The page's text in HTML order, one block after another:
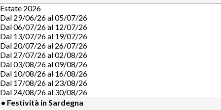
Estate 2026
Dal 29/06/26 al 05/07/26
Dal 06/07/26 al 12/07/26
Dal 13/07/26 al 19/07/26
Dal 20/07/26 al 26/07/26
Dal 27/07/26 al 02/08/26
Dal 03/08/26 al 09/08/26
Dal 10/08/26 al 16/08/26
Dal 17/08/26 al 23/08/26
Dal 24/08/26 al 30/08/26
• Festività in Sardegna